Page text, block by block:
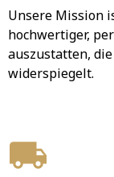
Unsere Mission
hochwertiger,
auszustatten,
widerspiegelt.